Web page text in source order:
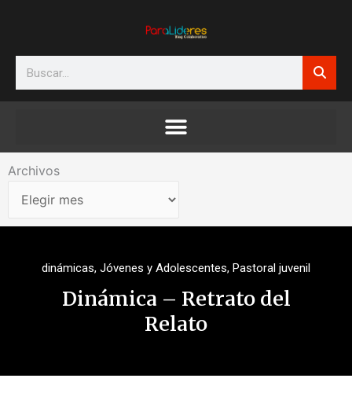
Search
Archivos
Archivos
dinámicas, Jóvenes y Adolescentes, Pastoral juvenil
Dinámica – Retrato del
Relato